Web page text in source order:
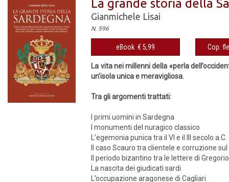
La grande storia della
Gianmichele Lisai
N. 596
eBook € 5,99 Cop.
La vita nei millenni della «perla
un’isola unica e meravigliosa.
Tra gli argomenti trattati:
I primi uomini in Sardegna
I monumenti del nuragico classico
L’egemonia punica tra il VI e il III secolo a.C.
Il caso Scauro tra clientele e corruzione
Il periodo bizantino tra le lettere di
La nascita dei giudicati sardi
L’occupazione aragonese di Cagliari